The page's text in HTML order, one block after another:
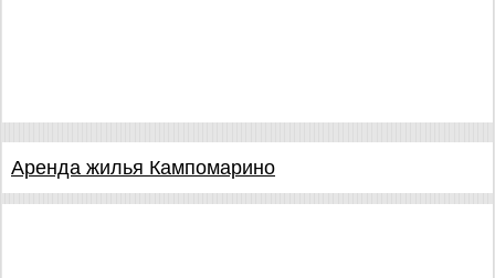
Аренда жилья Кампомарино